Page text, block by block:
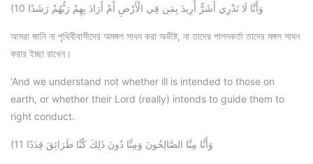
(10 وَأَنَّا لَا نَدْرِي أَشَرٌّ أُرِيدَ بِمَن فِي الْأَرْضِ أَمْ أَرَادَ بِهِمْ رَبُّهُمْ رَشَدًا
আমরা জানি না পৃথিবীবাসীদের অমঙ্গল সাধন করা অভীষ্ট, না তাদের পালনকর্তা তাদের মঙ্গল সাধন
করার ইচ্ছা রাখেন।
‘And we understand not whether ill is intended to those on
earth, or whether their Lord (really) intends to guide them to
right conduct.
(11 وَأَنَّا مِنَّا الصَّالِحُونَ وَمِنَّا دُونَ ذَلِكَ كُنَّا طَرَائِقَ قِدَدًا